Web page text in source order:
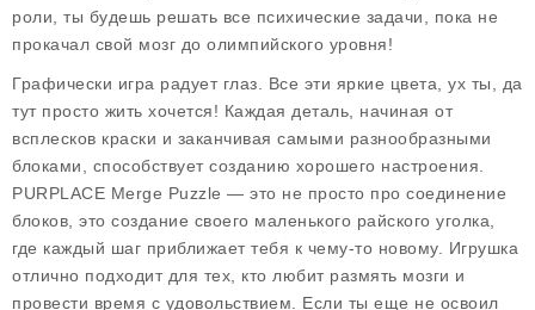
роли, ты будешь решать все психические задачи, пока не
прокачал свой мозг до олимпийского уровня!
Графически игра радует глаз. Все эти яркие цвета, ух ты, да
тут просто жить хочется! Каждая деталь, начиная от
всплесков краски и заканчивая самыми разнообразными
блоками, способствует созданию хорошего настроения.
PURPLACE Merge Puzzle — это не просто про соединение
блоков, это создание своего маленького райского уголка,
где каждый шаг приближает тебя к чему-то новому. Игрушка
отлично подходит для тех, кто любит размять мозги и
провести время с удовольствием. Если ты еще не освоил